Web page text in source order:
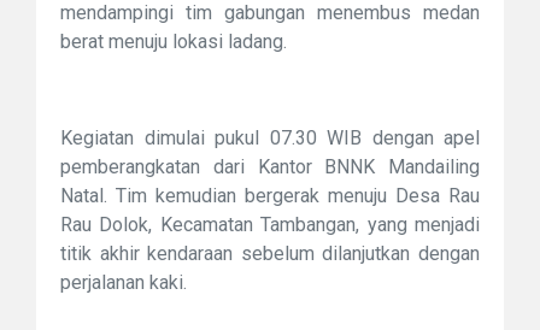
mendampingi tim gabungan menembus medan
berat menuju lokasi ladang.
Kegiatan dimulai pukul 07.30 WIB dengan apel
pemberangkatan dari Kantor BNNK Mandailing
Natal. Tim kemudian bergerak menuju Desa Rau
Rau Dolok, Kecamatan Tambangan, yang menjadi
titik akhir kendaraan sebelum dilanjutkan dengan
perjalanan kaki.